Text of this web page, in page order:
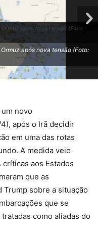
após nova tensão (Foto:
após nova tensão (Foto:
novo
após o Irã decidir
em uma das rotas
A medida veio
críticas aos Estados
que as
sobre a situação
que se
como aliadas do